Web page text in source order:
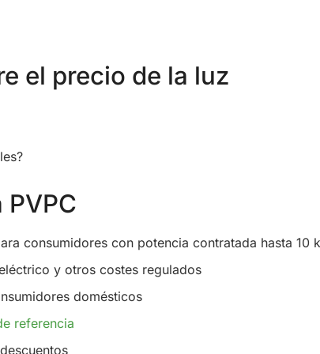
el precio de la luz
consumidores con potencia contratada hasta 10
y otros costes regulados
domésticos
referencia